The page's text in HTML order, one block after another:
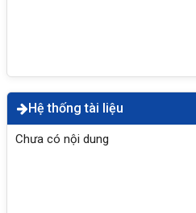
Hệ thống tài liệu
Chưa có nội dung